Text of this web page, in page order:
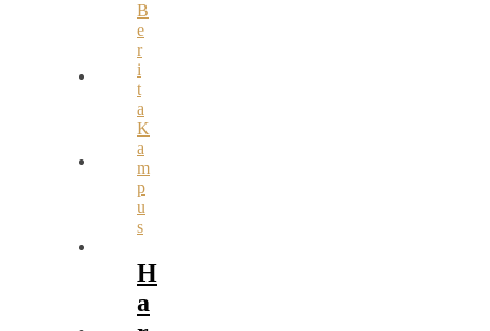
B
e
r
i
t
a
K
a
m
p
u
s
H
a